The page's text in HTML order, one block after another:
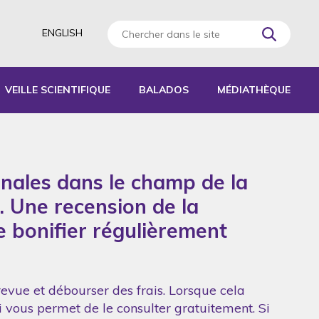
ENGLISH
D’ACTIVITÉS
VEILLE SCIENTIFIQUE BALADOS MÉDIATHÈQUE
dans le champ de la
recension de la
bonifier régulièrement
et débourser des frais. Lorsque cela
vous permet de le consulter gratuitement. Si